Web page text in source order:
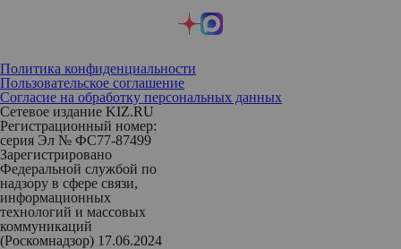
Политика конфиденциальности
Пользовательское соглашение
Согласие на обработку персональных данных
Сетевое издание KIZ.RU
Регистрационный номер:
серия Эл № ФС77-87499
Зарегистрировано
Федеральной службой по
надзору в сфере связи,
информационных
технологий и массовых
коммуникаций
(Роскомнадзор) 17.06.2024